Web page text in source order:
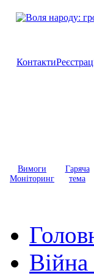
Контакти
Вимоги
Моніторинг
Гаряча
тема